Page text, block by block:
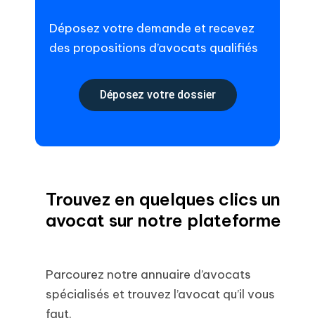
Déposez votre demande et recevez
des propositions d’avocats qualifiés
Déposez votre dossier
Trouvez en quelques clics un
avocat sur notre plateforme
Parcourez notre annuaire d’avocats
spécialisés et trouvez l’avocat qu’il vous
faut.